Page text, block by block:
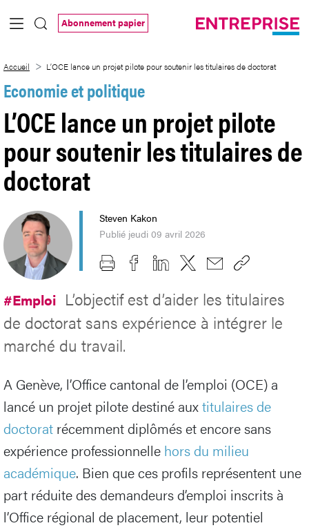
Saut au contenu principal
Abonnement papier
Accueil L’OCE lance un projet pilote pour soutenir les titulaires de doctorat
Economie et politique
L’OCE lance un projet pilote
pour soutenir les titulaires de
doctorat
Steven Kakon
Publié jeudi 09 avril 2026
#Emploi L’objectif est d’aider les titulaires
de doctorat sans expérience à intégrer le
marché du travail.
A Genève, l’Office cantonal de l’emploi (OCE) a
lancé un projet pilote destiné auxtitulaires de
doctorat récemment diplômés et encore sans
expérience professionnelle hors du milieu
académique. Bien que ces profils représentent une
part réduite des demandeurs d’emploi inscrits à
l’Office régional de placement, leur potentiel